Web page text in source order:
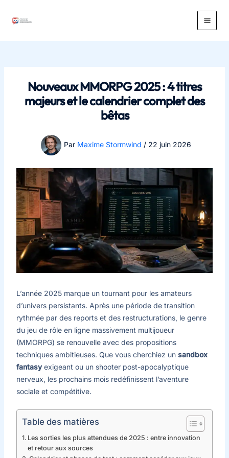
Main
Nouveaux MMORPG 2025 : 4 titres
majeurs et le calendrier complet des
bêtas
Par Maxime Stormwind / 22 juin 2026
L’année 2025 marque un tournant pour les amateurs
d’univers persistants. Après une période de transition
rythmée par des reports et des restructurations, le genre
du jeu de rôle en ligne massivement multijoueur
(MMORPG) se renouvelle avec des propositions
techniques ambitieuses. Que vous cherchiez un sandbox
fantasyexigeant ou un shooter post-apocalyptique
nerveux, les prochains mois redéfinissent l’aventure
sociale et compétitive.
Table des matières
Les sorties les plus attendues de 2025 : entre innovation
et retour aux sources